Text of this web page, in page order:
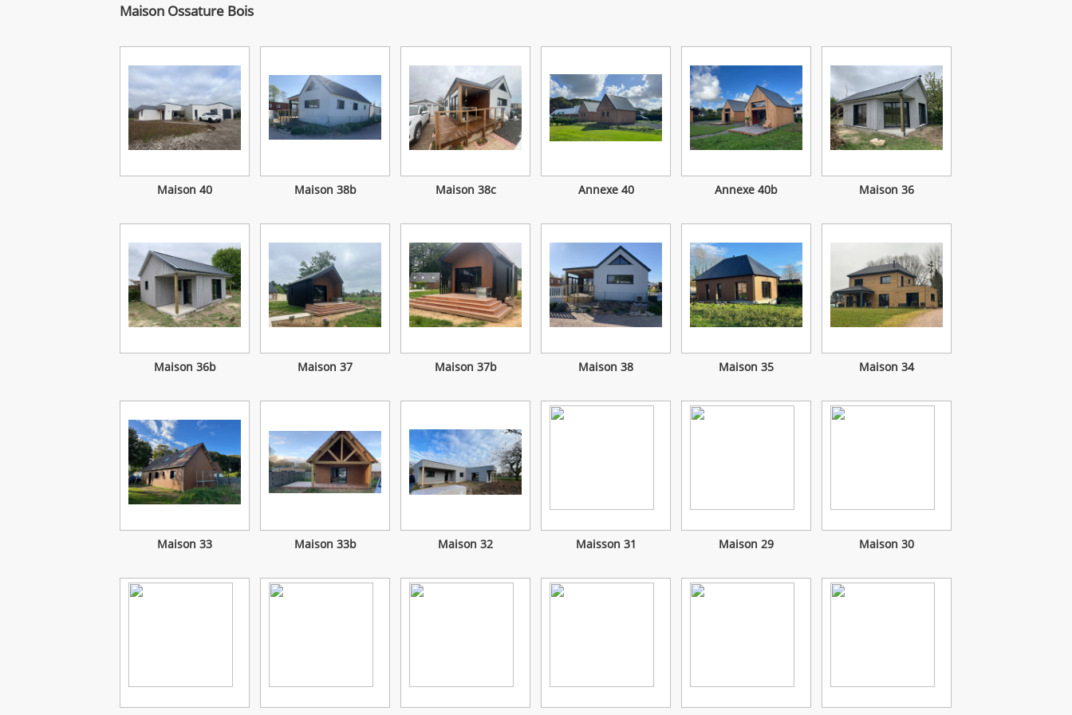
Maison Ossature Bois
Maison 40 Maison 38b Maison 38c Annexe 40 Annexe 40b Maison 36
Maison 36b Maison 37 Maison 37b Maison 38 Maison 35 Maison 34
Maison 33 Maison 33b Maison 32 Maisson 31 Maison 29 Maison 30